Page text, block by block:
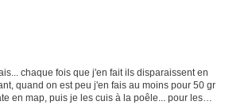
chaque fois que j'en fait ils disparaissent en
quand on est peu j'en fais au moins pour 50 gr
en map, puis je les cuis à la poêle... pour les